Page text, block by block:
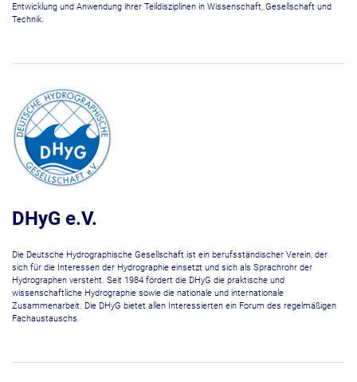
Entwicklung und Anwendung ihrer Teildisziplinen in Wissenschaft, Gesellschaft und
Technik.
DHyG e.V.
Die Deutsche Hydrographische Gesellschaft ist ein berufsständischer Verein, der
sich für die Interessen der Hydrographie einsetzt und sich als Sprachrohr der
Hydrographen versteht. Seit 1984 fördert die DHyG die praktische und
wissenschaftliche Hydrographie sowie die nationale und internationale
Zusammenarbeit. Die DHyG bietet allen Interessierten ein Forum des regelmäßigen
Fachaustauschs.